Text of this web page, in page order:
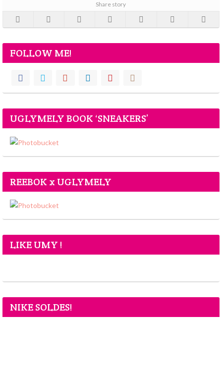
Share story
FOLLOW ME!
UGLYMELY BOOK ‘SNEAKERS’
REEBOK x UGLYMELY
LIKE UMY !
NIKE SOLDES!